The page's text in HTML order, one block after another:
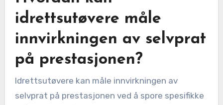
idrettsutøvere måle
innvirkningen av selvprat
på prestasjonen?
Idrettsutøvere kan måle innvirkningen av
selvprat på prestasjonen ved å spore spesifikke